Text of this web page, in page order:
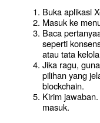
Buka aplikasi
Masuk ke
Baca
seperti
atau tata
Jika ragu,
pilihan yang
blockchain.
Kirim
masuk.